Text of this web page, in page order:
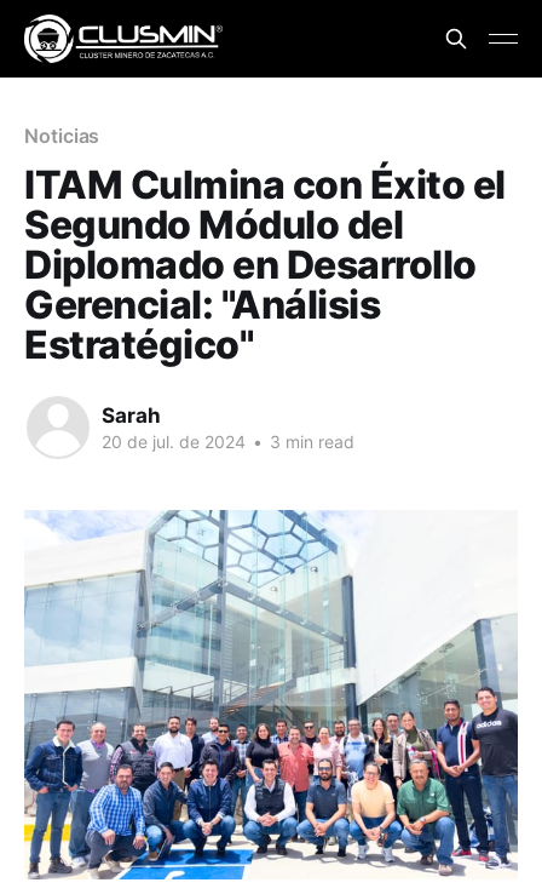
Noticias
ITAM Culmina con Éxito el
Segundo Módulo del
Diplomado en Desarrollo
Gerencial: "Análisis
Estratégico"
Sarah
20 de jul. de 2024 • 3 min read